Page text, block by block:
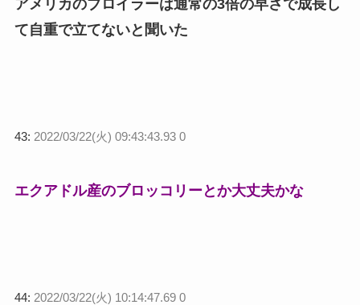
アメリカのブロイラーは通常の3倍の早さで成長し
て自重で立てないと聞いた
43: 2022/03/22(火) 09:43:43.93 0
エクアドル産のブロッコリーとか大丈夫かな
44: 2022/03/22(火) 10:14:47.69 0